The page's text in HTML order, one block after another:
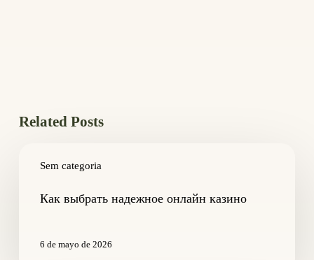
Related Posts
Sem categoria
выбрать
онлайнКак выбрать надежное онлайн казино
6 de mayo de 2026